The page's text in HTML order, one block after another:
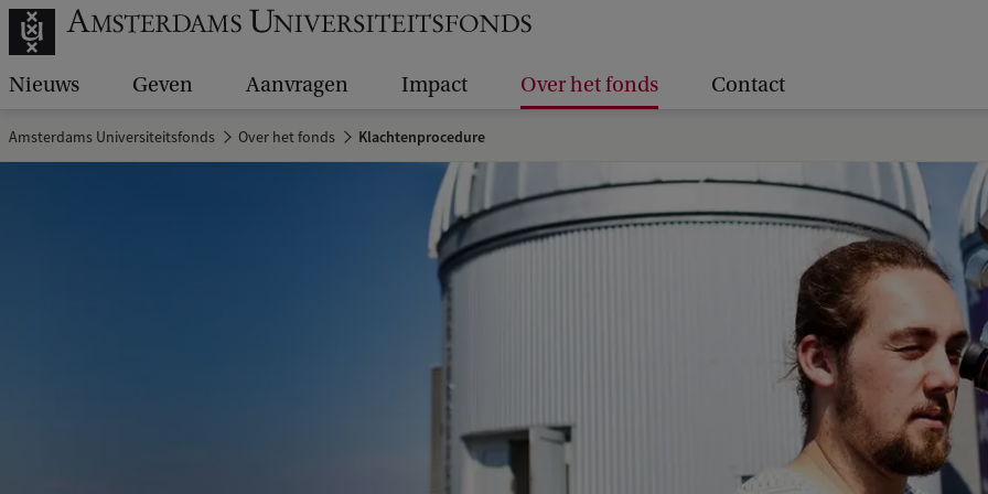
Nieuws Geven Aanvragen Impact Over het fonds Contact
Amsterdams Universiteitsfonds Over het fonds Klachtenprocedure